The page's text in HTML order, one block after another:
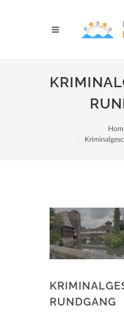
RUNDGANG